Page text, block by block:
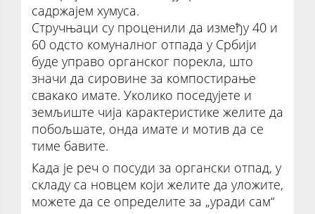
садржајем хумуса.
Стручњаци су проценили да између 40 и
60 одсто комуналног отпада у Србији
буде управо органског порекла, што
значи да сировине за компостирање
свакако имате. Уколико поседујете и
земљиште чија карактеристике желите да
побољшате, онда имате и мотив да се
тиме бавите.
Када је реч о посуди за органски отпад, у
складу са новцем који желите да уложите,
можете да се определите за „уради сам“